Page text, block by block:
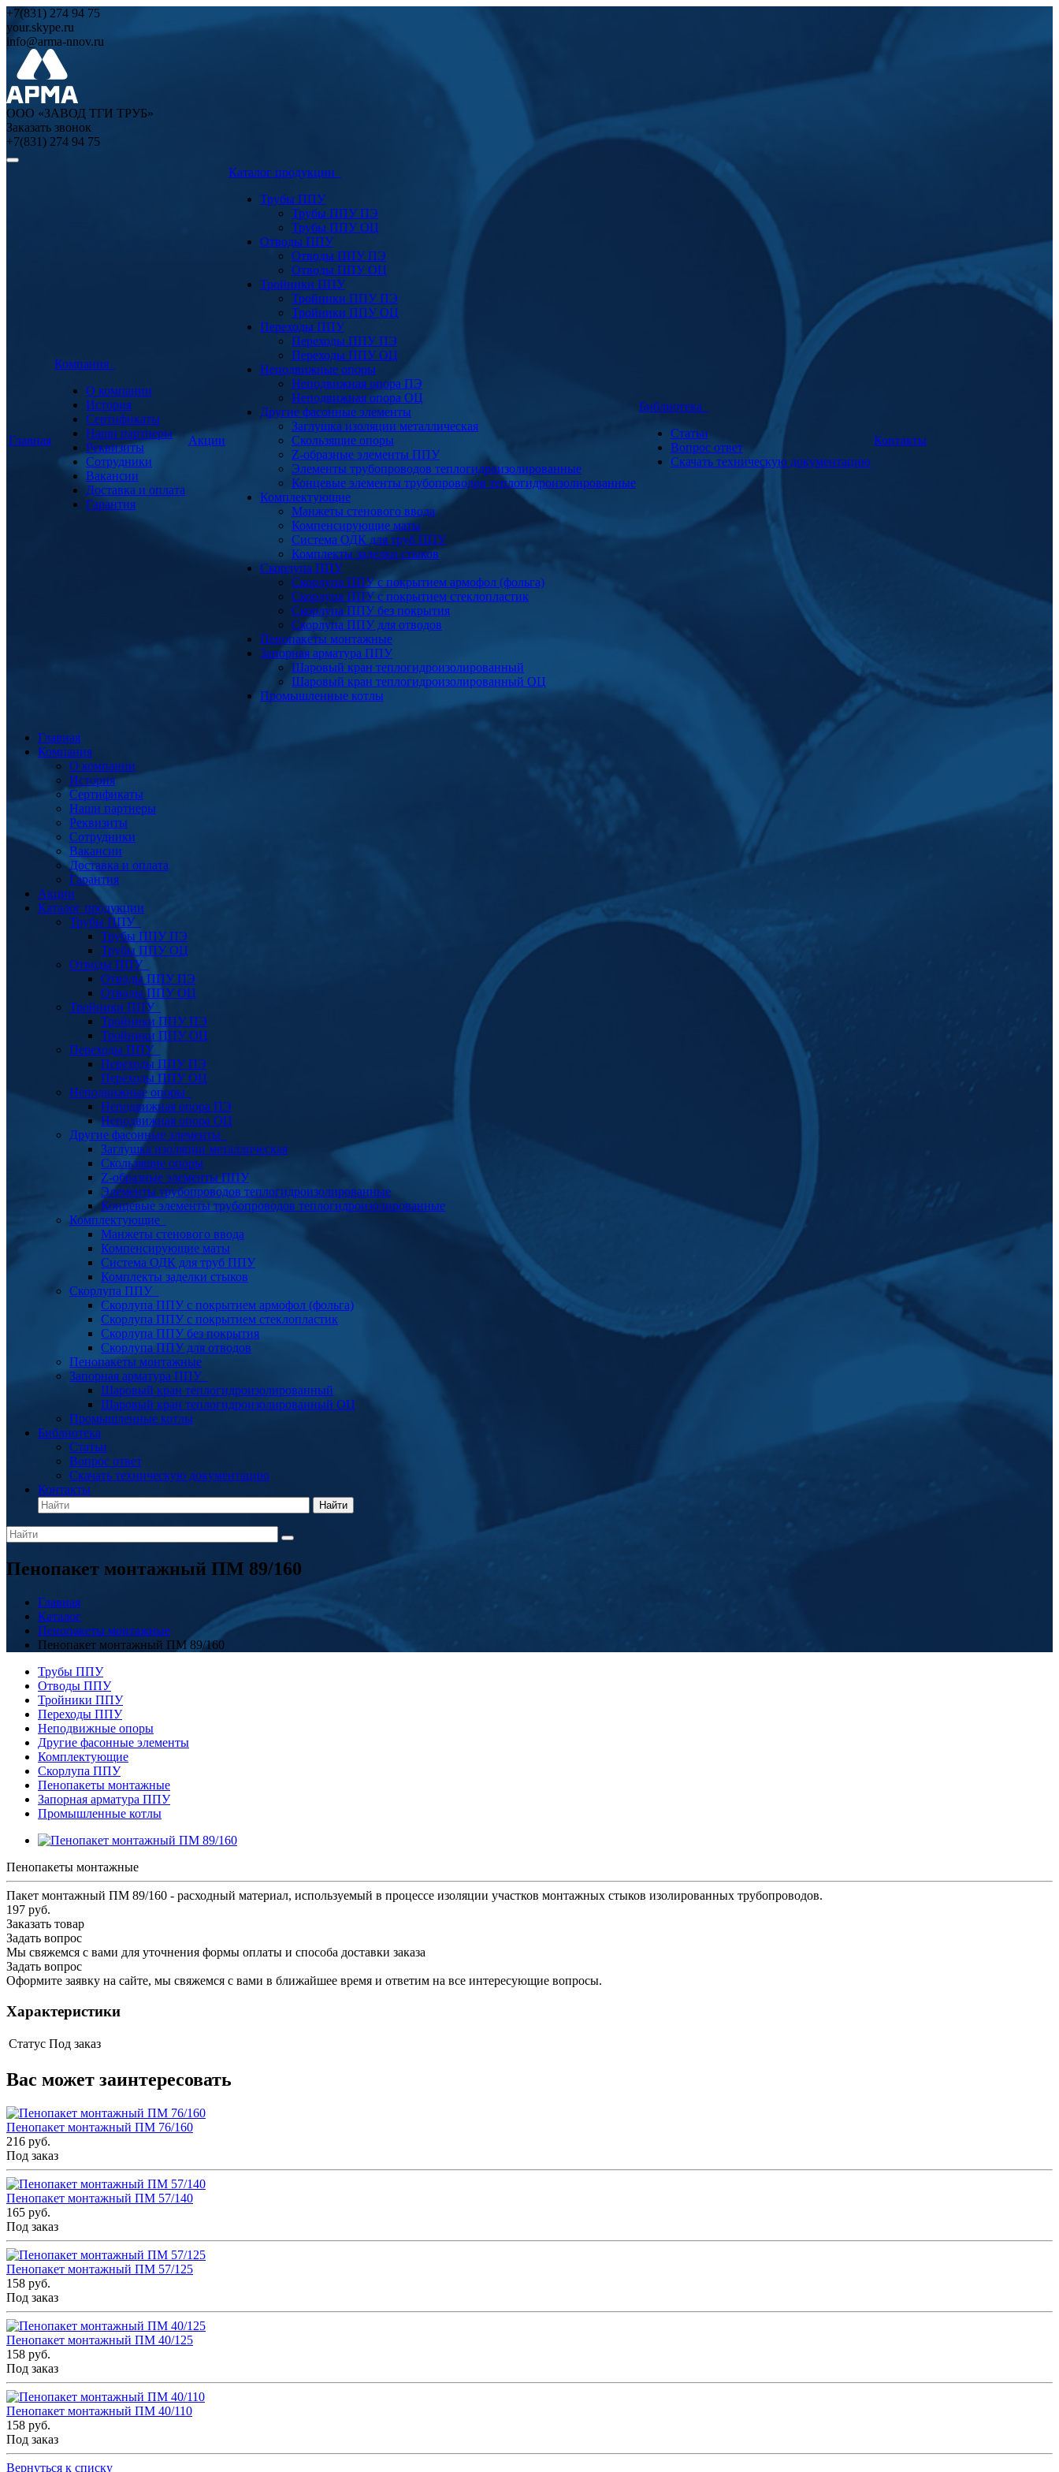
+7(831) 274 94 75
your.skype.ru
info@arma-nnov.ru
ООО «ЗАВОД ТГИ ТРУБ»
Заказать звонок
+7(831) 274 94 75
Главная
Компания
О компании
История
Сертификаты
Наши партнеры
Реквизиты
Сотрудники
Вакансии
Доставка и оплата
Гарантия
Акции
Каталог продукции
Трубы ППУ
Трубы ППУ ПЭ
Трубы ППУ ОЦ
Отводы ППУ
Отводы ППУ ПЭ
Отводы ППУ ОЦ
Тройники ППУ
Тройники ППУ ПЭ
Тройники ППУ ОЦ
Переходы ППУ
Переходы ППУ ПЭ
Переходы ППУ ОЦ
Неподвижные опоры
Неподвижная опора ПЭ
Неподвижная опора ОЦ
Другие фасонные элементы
Заглушка изоляции металлическая
Скользящие опоры
Z-образные элементы ППУ
Элементы трубопроводов теплогидроизолированные
Концевые элементы трубопроводов теплогидроизолированные
Комплектующие
Манжеты стенового ввода
Компенсирующие маты
Система ОДК для труб ППУ
Комплекты заделки стыков
Скорлупа ППУ
Скорлупа ППУ с покрытием армофол (фольга)
Скорлупа ППУ с покрытием стеклопластик
Скорлупа ППУ без покрытия
Скорлупа ППУ для отводов
Пенопакеты монтажные
Запорная арматура ППУ
Шаровый кран теплогидроизолированный
Шаровый кран теплогидроизолированный ОЦ
Промышленные котлы
Библиотека
Статьи
Вопрос ответ
Скачать техническую документацию
Контакты
Главная
Компания
О компании
История
Сертификаты
Наши партнеры
Реквизиты
Сотрудники
Вакансии
Доставка и оплата
Гарантия
Акции
Каталог продукции
Трубы ППУ
Трубы ППУ ПЭ
Трубы ППУ ОЦ
Отводы ППУ
Отводы ППУ ПЭ
Отводы ППУ ОЦ
Тройники ППУ
Тройники ППУ ПЭ
Тройники ППУ ОЦ
Переходы ППУ
Переходы ППУ ПЭ
Переходы ППУ ОЦ
Неподвижные опоры
Неподвижная опора ПЭ
Неподвижная опора ОЦ
Другие фасонные элементы
Заглушка изоляции металлическая
Скользящие опоры
Z-образные элементы ППУ
Элементы трубопроводов теплогидроизолированные
Концевые элементы трубопроводов теплогидроизолированные
Комплектующие
Манжеты стенового ввода
Компенсирующие маты
Система ОДК для труб ППУ
Комплекты заделки стыков
Скорлупа ППУ
Скорлупа ППУ с покрытием армофол (фольга)
Скорлупа ППУ с покрытием стеклопластик
Скорлупа ППУ без покрытия
Скорлупа ППУ для отводов
Пенопакеты монтажные
Запорная арматура ППУ
Шаровый кран теплогидроизолированный
Шаровый кран теплогидроизолированный ОЦ
Промышленные котлы
Библиотека
Статьи
Вопрос ответ
Скачать техническую документацию
Контакты
Найти
Пенопакет монтажный ПМ 89/160
Главная
Каталог
Пенопакеты монтажные
Пенопакет монтажный ПМ 89/160
Трубы ППУ
Отводы ППУ
Тройники ППУ
Переходы ППУ
Неподвижные опоры
Другие фасонные элементы
Комплектующие
Скорлупа ППУ
Пенопакеты монтажные
Запорная арматура ППУ
Промышленные котлы
Пенопакеты монтажные
Пакет монтажный ПМ 89/160 - расходный материал, используемый в процессе изоляции участков монтажных стыков изолированных трубопроводов.
197 руб.
Заказать товар
Задать вопрос
Мы свяжемся с вами для уточнения формы оплаты и способа доставки заказа
Задать вопрос
Оформите заявку на сайте, мы свяжемся с вами в ближайшее время и ответим на все интересующие вопросы.
Характеристики
Статус Под заказ
Вас может заинтересовать
Пенопакет монтажный ПМ 76/160
216 руб.
Под заказ
Пенопакет монтажный ПМ 57/140
165 руб.
Под заказ
Пенопакет монтажный ПМ 57/125
158 руб.
Под заказ
Пенопакет монтажный ПМ 40/125
158 руб.
Под заказ
Пенопакет монтажный ПМ 40/110
158 руб.
Под заказ
Вернуться к списку